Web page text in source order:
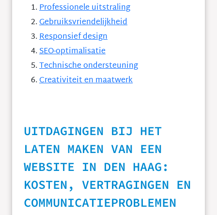
Professionele uitstraling
Gebruiksvriendelijkheid
Responsief design
SEO-optimalisatie
Technische ondersteuning
Creativiteit en maatwerk
UITDAGINGEN BIJ HET
LATEN MAKEN VAN EEN
WEBSITE IN DEN HAAG:
KOSTEN, VERTRAGINGEN EN
COMMUNICATIEPROBLEMEN